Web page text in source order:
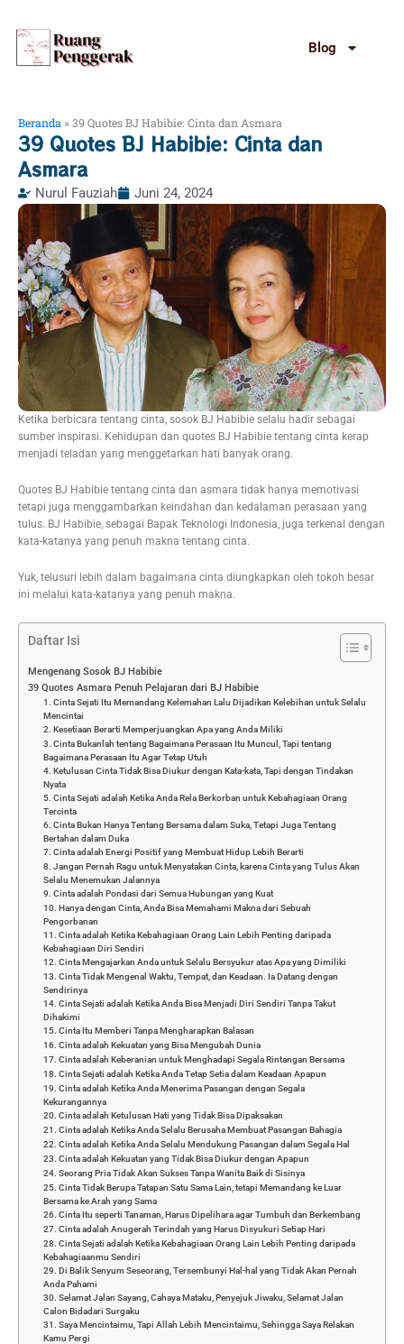
konten
Blog
Beranda »39 Quotes BJ Habibie: Cinta dan Asmara
39 Quotes BJ Habibie: Cinta dan
Asmara
Nurul Fauziah Juni 24, 2024
Ketika berbicara tentang cinta, sosok BJ Habibie selalu hadir sebagai
sumber inspirasi. Kehidupan dan quotes BJ Habibie tentang cinta kerap
menjadi teladan yang menggetarkan hati banyak orang.
Quotes BJ Habibie tentang cinta dan asmara tidak hanya memotivasi
tetapi juga menggambarkan keindahan dan kedalaman perasaan yang
tulus. BJ Habibie, sebagai Bapak Teknologi Indonesia, juga terkenal dengan
kata-katanya yang penuh makna tentang cinta.
Yuk, telusuri lebih dalam bagaimana cinta diungkapkan oleh tokoh besar
ini melalui kata-katanya yang penuh makna.
Daftar Isi
Mengenang Sosok BJ Habibie
39 Quotes Asmara Penuh Pelajaran dari BJ Habibie
1. Cinta Sejati Itu Memandang Kelemahan Lalu Dijadikan Kelebihan untuk Selalu
Mencintai
2. Kesetiaan Berarti Memperjuangkan Apa yang Anda Miliki
3. Cinta Bukanlah tentang Bagaimana Perasaan Itu Muncul, Tapi tentang
Bagaimana Perasaan Itu Agar Tetap Utuh
4. Ketulusan Cinta Tidak Bisa Diukur dengan Kata-kata, Tapi dengan Tindakan
Nyata
5. Cinta Sejati adalah Ketika Anda Rela Berkorban untuk Kebahagiaan Orang
Tercinta
6. Cinta Bukan Hanya Tentang Bersama dalam Suka, Tetapi Juga Tentang
Bertahan dalam Duka
7. Cinta adalah Energi Positif yang Membuat Hidup Lebih Berarti
8. Jangan Pernah Ragu untuk Menyatakan Cinta, karena Cinta yang Tulus Akan
Selalu Menemukan Jalannya
9. Cinta adalah Pondasi dari Semua Hubungan yang Kuat
10. Hanya dengan Cinta, Anda Bisa Memahami Makna dari Sebuah
Pengorbanan
11. Cinta adalah Ketika Kebahagiaan Orang Lain Lebih Penting daripada
Kebahagiaan Diri Sendiri
12. Cinta Mengajarkan Anda untuk Selalu Bersyukur atas Apa yang Dimiliki
13. Cinta Tidak Mengenal Waktu, Tempat, dan Keadaan. Ia Datang dengan
Sendirinya
14. Cinta Sejati adalah Ketika Anda Bisa Menjadi Diri Sendiri Tanpa Takut
Dihakimi
15. Cinta Itu Memberi Tanpa Mengharapkan Balasan
16. Cinta adalah Kekuatan yang Bisa Mengubah Dunia
17. Cinta adalah Keberanian untuk Menghadapi Segala Rintangan Bersama
18. Cinta Sejati adalah Ketika Anda Tetap Setia dalam Keadaan Apapun
19. Cinta adalah Ketika Anda Menerima Pasangan dengan Segala
Kekurangannya
20. Cinta adalah Ketulusan Hati yang Tidak Bisa Dipaksakan
21. Cinta adalah Ketika Anda Selalu Berusaha Membuat Pasangan Bahagia
22. Cinta adalah Ketika Anda Selalu Mendukung Pasangan dalam Segala Hal
23. Cinta adalah Kekuatan yang Tidak Bisa Diukur dengan Apapun
24. Seorang Pria Tidak Akan Sukses Tanpa Wanita Baik di Sisinya
25. Cinta Tidak Berupa Tatapan Satu Sama Lain, tetapi Memandang ke Luar
Bersama ke Arah yang Sama
26. Cinta Itu seperti Tanaman, Harus Dipelihara agar Tumbuh dan Berkembang
27. Cinta adalah Anugerah Terindah yang Harus Disyukuri Setiap Hari
28. Cinta Sejati adalah Ketika Kebahagiaan Orang Lain Lebih Penting daripada
Kebahagiaanmu Sendiri
29. Di Balik Senyum Seseorang, Tersembunyi Hal-hal yang Tidak Akan Pernah
Anda Pahami
30. Selamat Jalan Sayang, Cahaya Mataku, Penyejuk Jiwaku, Selamat Jalan
Calon Bidadari Surgaku
31. Saya Mencintaimu, Tapi Allah Lebih Mencintaimu, Sehingga Saya Relakan
Kamu Pergi